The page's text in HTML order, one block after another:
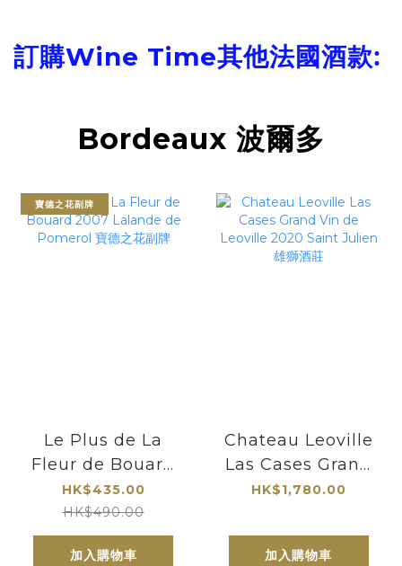
訂購Wine Time其他法國酒款:
Bordeaux 波爾多
寶德之花副牌
Le Plus de La
Fleur de Bouard
2007 Lalande de
Pomerol 寶德之花
副牌
HK$435.00
HK$490.00
加入購物車
Chateau Leoville
Las Cases Grand
Vin de Leoville
Julien 雄獅酒莊
HK$1,780.00
加入購物車